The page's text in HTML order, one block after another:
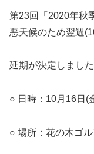
第23回「2020年秋
悪天候のため翌週
延期が決定しまし
○ 日時：10月16日
○ 場所：花の木ゴ